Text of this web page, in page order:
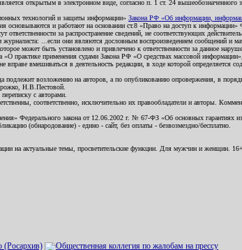
открытым в электронном виде, согласно п. 1 ст. 24 вышеобозначенного
технологий и защиты информации» Закона РФ «Об информации,
основываются и работают на основании ст.8 «Право на доступ к информации»
за распространение сведений, не соответствующих
...если они являются дословным воспроизведением сообщений и
может быть установлено и привлечено к ответственности за данное
применения судами Закона РФ «О средствах массовой
вмешиваться в деятельность редакции, в ходе которой определяется
возложению на авторов, а по опубликованию опровержения, в
Н.В.Пестовой.
с авторами.
соответственно, исключительно их правообладатели и авторы.
Федерального закона от 12.06.2002 г. № 67-ФЗ «Об основных гарантиях
(обнародование) - едино - сайт, без оплаты - безвозмездно/бесплатно.
на актуальные темы, просветительские функции. Для мужчин и женщин.